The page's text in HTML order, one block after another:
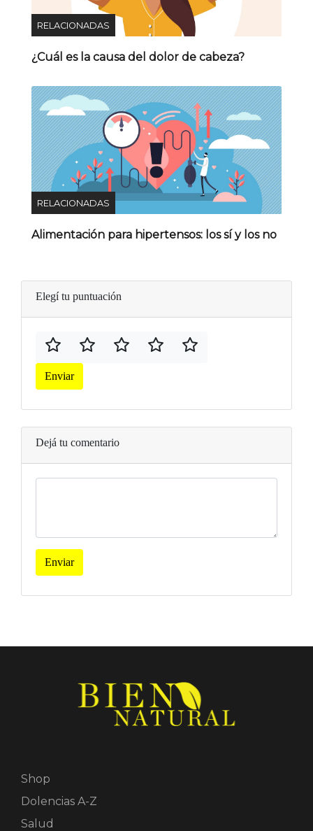
RELACIONADAS
¿Cuál es la causa del dolor de cabeza?
RELACIONADAS
Alimentación para hipertensos: los sí y los no
Elegí tu puntuación
Enviar
Dejá tu comentario
Enviar
Shop
Dolencias A-Z
Salud